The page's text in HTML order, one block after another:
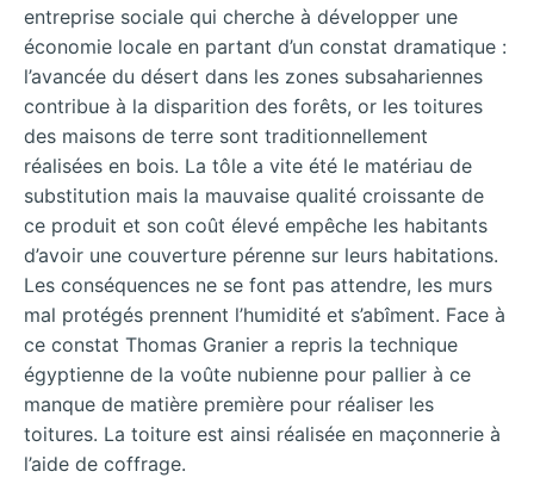
entreprise sociale qui cherche à développer une
économie locale en partant d’un constat dramatique :
l’avancée du désert dans les zones subsahariennes
contribue à la disparition des forêts, or les toitures
des maisons de terre sont traditionnellement
réalisées en bois. La tôle a vite été le matériau de
substitution mais la mauvaise qualité croissante de
ce produit et son coût élevé empêche les habitants
d’avoir une couverture pérenne sur leurs habitations.
Les conséquences ne se font pas attendre, les murs
mal protégés prennent l’humidité et s’abîment. Face à
ce constat Thomas Granier a repris la technique
égyptienne de la voûte nubienne pour pallier à ce
manque de matière première pour réaliser les
toitures. La toiture est ainsi réalisée en maçonnerie à
l’aide de coffrage.